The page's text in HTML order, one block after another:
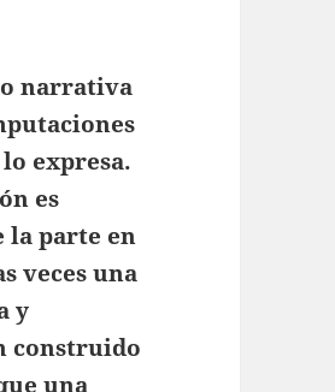
narrativa
expresa.
es
la parte en
veces una
y
construido
una